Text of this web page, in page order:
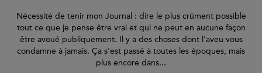
Nécessité de tenir mon Journal : dire le plus crûment possible
tout ce que je pense être vrai et qui ne peut en aucune façon
être avoué publiquement. Il y a des choses dont l'aveu vous
condamne à jamais. Ça s'est passé à toutes les époques, mais
plus encore dans...